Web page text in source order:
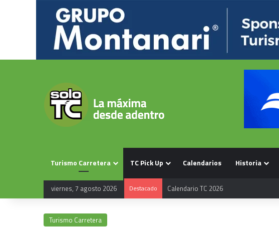
Turismo Carretera TC Pick Up Calendarios Historia
viernes, 7 agosto 2026 Destacado Calendario TC 2026
Turismo Carretera